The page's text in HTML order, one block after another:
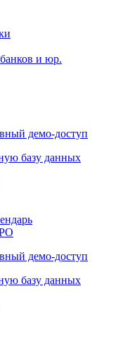
и юр.
базу данных
базу данных